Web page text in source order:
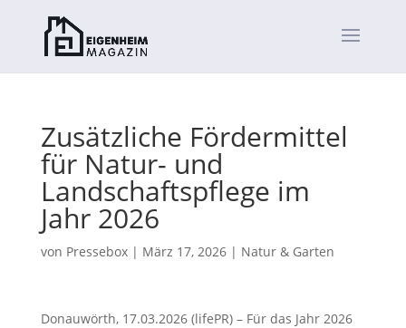
Zusätzliche Fördermittel
für Natur- und
Landschaftspflege im
Jahr 2026
von Pressebox| März 17, 2026| Natur & Garten
Donauwörth, 17.03.2026 (lifePR) – Für das Jahr 2026